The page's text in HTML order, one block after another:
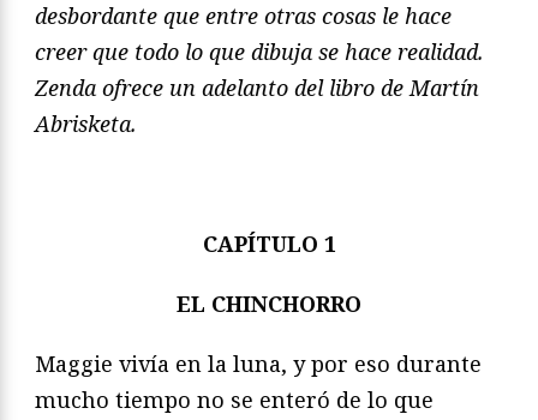
desbordante que entre otras cosas le hace
creer que todo lo que dibuja se hace realidad.
Zenda ofrece un adelanto del libro de Martín
Abrisketa.
CAPÍTULO 1
EL CHINCHORRO
Maggie vivía en la luna, y por eso durante
mucho tiempo no se enteró de lo que